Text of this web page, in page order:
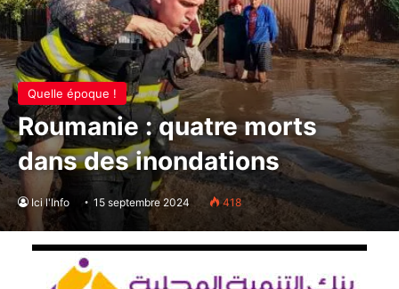
Quelle époque !
Roumanie : quatre morts
dans des inondations
Ici l'Info 15 septembre 2024 418